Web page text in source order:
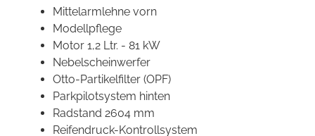
Mittelarmlehne vorn
Modellpflege
Motor 1,2 Ltr. - 81 kW
Nebelscheinwerfer
Otto-Partikelfilter (OPF)
Parkpilotsystem hinten
Radstand 2604 mm
Reifendruck-Kontrollsystem